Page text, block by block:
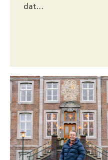
dat...